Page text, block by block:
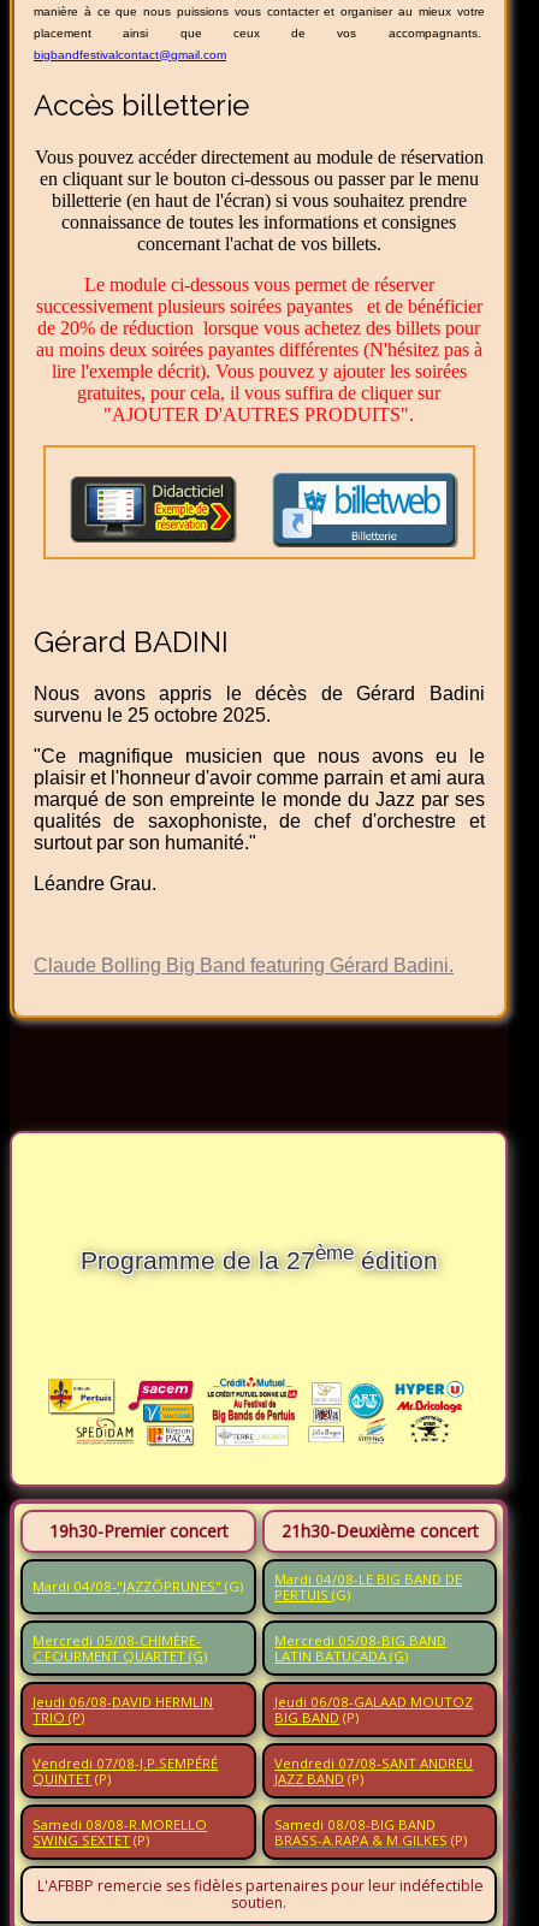
manière à ce que nous puissions vous contacter et organiser au mieux votre
placement ainsi que ceux de vos accompagnants.
bigbandfestivalcontact@gmail.com
Accès billetterie
Vous pouvez accéder directement au module de réservation
en cliquant sur le bouton ci-dessous ou passer par le menu
billetterie (en haut de l'écran) si vous souhaitez prendre
connaissance de toutes les informations et consignes
concernant l'achat de vos billets.
Le module ci-dessous vous permet de réserver
successivement plusieurs soirées payantes et de bénéficier
de 20% de réduction lorsque vous achetez des billets pour
au moins deux soirées payantes différentes (N'hésitez pas à
lire l'exemple décrit). Vous pouvez y ajouter les soirées
gratuites, pour cela, il vous suffira de cliquer sur
"AJOUTER D'AUTRES PRODUITS".
Gérard BADINI
Nous avons appris le décès de Gérard Badini
survenu le 25 octobre 2025.
"Ce magnifique musicien que nous avons eu le
plaisir et l'honneur d'avoir comme parrain et ami aura
marqué de son empreinte le monde du Jazz par ses
qualités de saxophoniste, de chef d'orchestre et
surtout par son humanité."
Léandre Grau.
Claude Bolling Big Band featuring Gérard Badini.
Programme de la 27èmeédition
19h30-Premier concert 21h30-Deuxième concert
Mardi 04/08-"JAZZÔPRUNES"(G)
Mardi 04/08-LE BIG BAND DE
PERTUIS(G)
Mercredi 05/08-CHIMÈRE-
C.FOURMENT QUARTET (G)
Mercredi 05/08-BIG BAND
LATIN BATUCADA (G)
Jeudi 06/08-DAVID HERMLIN
TRIO (P)
Jeudi 06/08-GALAAD MOUTOZ
BIG BAND (P)
Vendredi 07/08-J.P.SEMPÉRÉ
QUINTET (P)
Vendredi 07/08-SANT ANDREU
JAZZ BAND (P)
Samedi 08/08-R.MORELLO
SWING SEXTET (P)
Samedi 08/08-BIG BAND
BRASS-A.RAPA & M.GILKES (P)
L'AFBBP remercie ses fidèles partenaires pour leur indéfectible
soutien.